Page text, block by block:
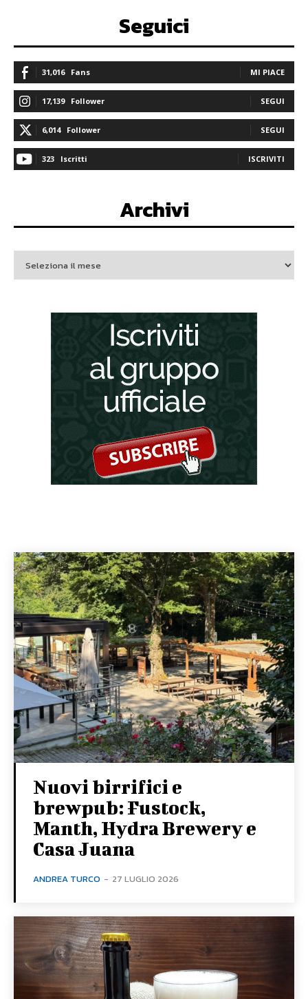
Seguici
31,016 Fans MI PIACE
17,139 Follower SEGUI
6,014 Follower SEGUI
323 Iscritti ISCRIVITI
Archivi
Nuovi birrifici e
brewpub: Fustock,
Manth, Hydra Brewery e
Casa Juana
ANDREA TURCO - 27 LUGLIO 2026